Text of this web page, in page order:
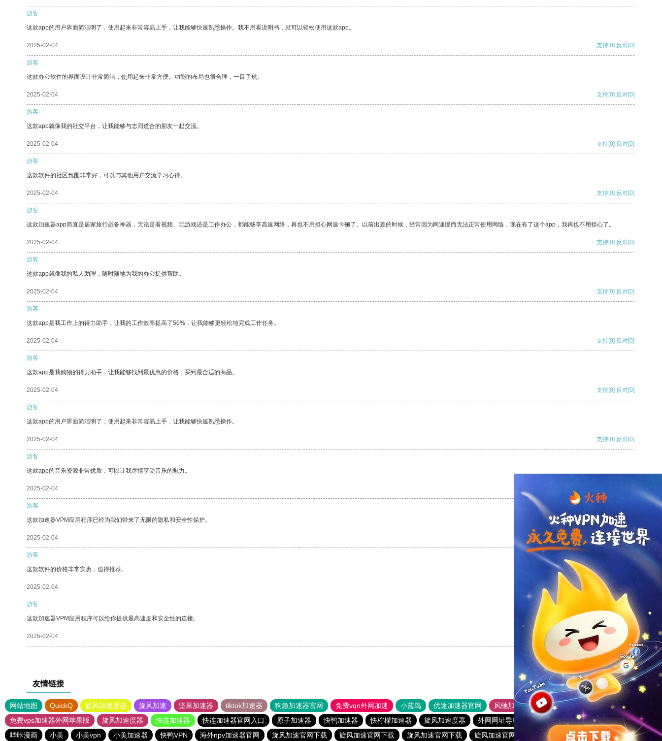
游客
这款app的用户界面简洁明了，使用起来非常容易上手，让我能够快速熟悉操作。我不用看说明书，就可以轻松使用这款app。
2025-02-04 支持[0] 反对[0]
游客
这款办公软件的界面设计非常简洁，使用起来非常方便。功能的布局也很合理，一目了然。
2025-02-04 支持[0] 反对[0]
游客
这款app就像我的社交平台，让我能够与志同道合的朋友一起交流。
2025-02-04 支持[0] 反对[0]
游客
这款软件的社区氛围非常好，可以与其他用户交流学习心得。
2025-02-04 支持[0] 反对[0]
游客
这款加速器app简直是居家旅行必备神器，无论是看视频、玩游戏还是工作办公，都能畅享高速网络，再也不用担心网速卡顿了。以前出差的时候，经常因为网速慢而无法正常使用网络，现在有了这个app，我再也不用担心了。
2025-02-04 支持[0] 反对[0]
游客
这款app就像我的私人助理，随时随地为我的办公提供帮助。
2025-02-04 支持[0] 反对[0]
游客
这款app是我工作上的得力助手，让我的工作效率提高了50%，让我能够更轻松地完成工作任务。
2025-02-04 支持[0] 反对[0]
游客
这款app是我购物的得力助手，让我能够找到最优惠的价格，买到最合适的商品。
2025-02-04 支持[0] 反对[0]
游客
这款app的用户界面简洁明了，使用起来非常容易上手，让我能够快速熟悉操作。
2025-02-04 支持[0] 反对[0]
游客
这款app的音乐资源非常优质，可以让我尽情享受音乐的魅力。
2025-02-04
游客
这款加速器VPM应用程序已经为我们带来了无限的隐私和安全性保护。
2025-02-04 支持 [0] 反对[0]
游客
这款软件的价格非常实惠，值得推荐。
2025-02-04 支持[0] 反对
游客
这款加速器VPM应用程序可以给你提供最高速度和安全性的连接。
2025-02-04 支持[0] 反对[0]
友情链接
网站地图 QuickQ 旋风加速度器 旋风加速 坚果加速器 tiktok加速器 狗急加速器官网 免费vqn外网加速 小蓝鸟 优途加速器官网 风驰加速器
旋风加速器
免费vps加速器外网苹果版
旋风加速度器 快连加速器 快连加速器官网入口 原子加速器 快鸭加速器 快柠檬加速器 旋风加速度器 外网网址导航 软件中心 雷霆加速
狂飙加速器
哔咔漫画
小美 小美vpn 小美加速器 快鸭VPN 海外npv加速器官网 旋风加速官网下载 旋风加速官网下载 旋风加速官网下载 旋风加速官网下载